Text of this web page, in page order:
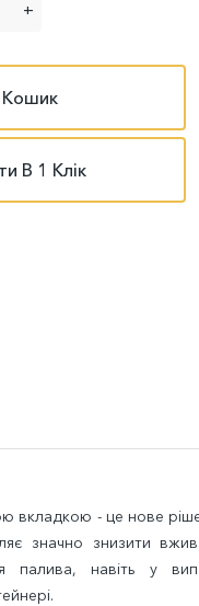
+
Кошик
В 1 Клік
вкладкою - це нове
значно знизити
палива, навіть у